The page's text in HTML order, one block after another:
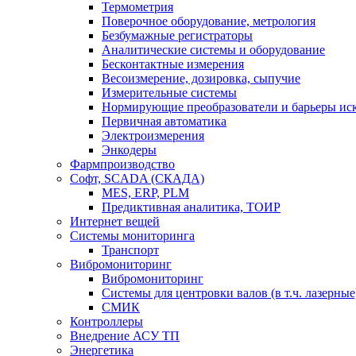
Термометрия
Поверочное оборудование, метрология
Безбумажные регистраторы
Аналитические системы и оборудование
Бесконтактные измерения
Весоизмерение, дозировка, сыпучие
Измерительные системы
Нормирующие преобразователи и барьеры
Первичная автоматика
Электроизмерения
Энкодеры
Фармпроизводство
Софт, SCADA (СКАДА)
MES, ERP, PLM
Предиктивная аналитика, ТОИР
Интернет вещей
Системы мониторинга
Транспорт
Вибромониторинг
Вибромониторинг
Системы для центровки валов (в т.ч.
СМИК
Контроллеры
Внедрение АСУ ТП
Энергетика